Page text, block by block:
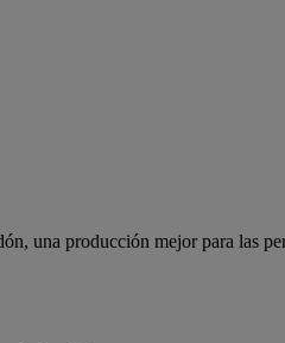
una producción mejor para las